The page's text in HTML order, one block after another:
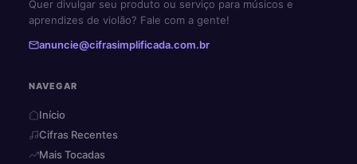
Quer divulgar seu produto ou serviço para músicos e
aprendizes de violão? Fale com a gente!
anuncie@cifrasimplificada.com.br
NAVEGAR
Início
Cifras Recentes
Mais Tocadas